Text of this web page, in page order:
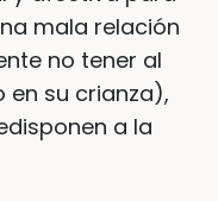
mala relación
no tener al
en su crianza),
a la